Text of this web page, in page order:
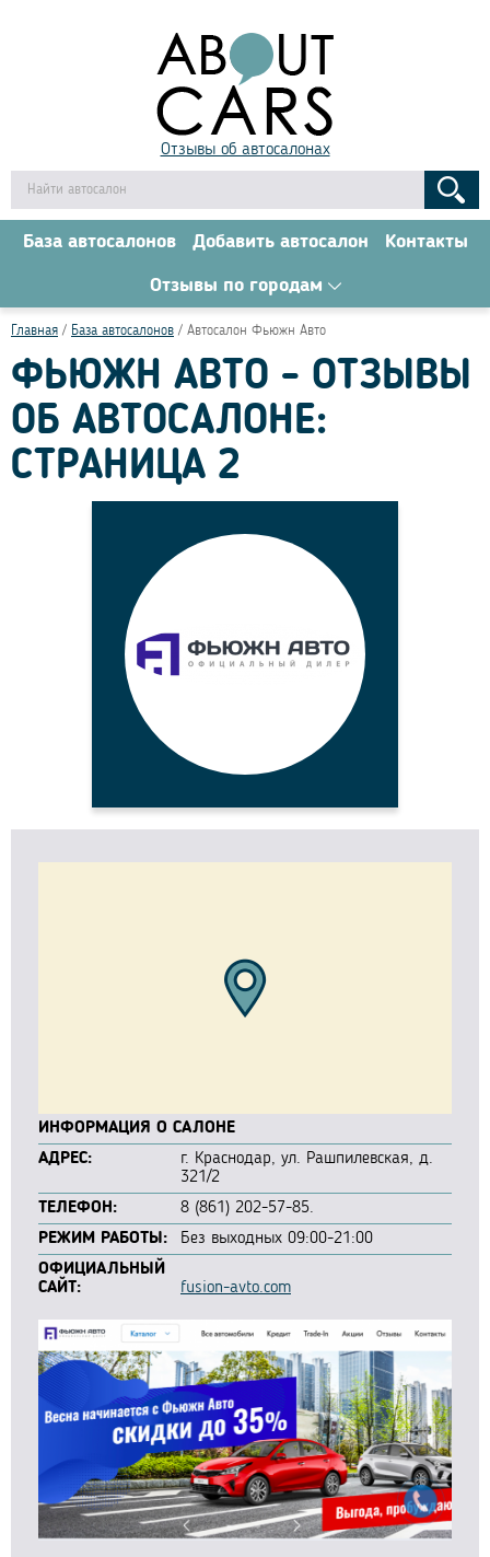
Отзывы об автосалонах
База автосалонов Добавить автосалон Контакты
Отзывы по городам
Главная База автосалонов Автосалон Фьюжн Авто
ФЬЮЖН АВТО - ОТЗЫВЫ
ОБ АВТОСАЛОНЕ:
СТРАНИЦА 2
ИНФОРМАЦИЯ О САЛОНЕ
АДРЕС:
г. Краснодар, ул. Рашпилевская, д.
321/2
ТЕЛЕФОН:
8 (861) 202-57-85.
РЕЖИМ РАБОТЫ:
Без выходных 09:00-21:00
ОФИЦИАЛЬНЫЙ
САЙТ:
fusion-avto.com